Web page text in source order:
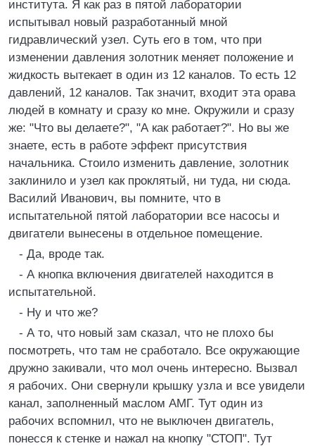
института. Я как раз в пятой лаборатории
испытывал новый разработанный мной
гидравлический узел. Суть его в том, что при
изменении давления золотник меняет положение и
жидкость вытекает в один из 12 каналов. То есть 12
давлений, 12 каналов. Так значит, входит эта орава
людей в комнату и сразу ко мне. Окружили и сразу
же: "Что вы делаете?", "А как работает?". Но вы же
знаете, есть в работе эффект присутствия
начальника. Стоило изменить давление, золотник
заклинило и узел как проклятый, ни туда, ни сюда.
Василий Иванович, вы помните, что в
испытательной пятой лаборатории все насосы и
двигатели вынесены в отдельное помещение.
- Да, вроде так.
- А кнопка включения двигателей находится в
испытательной.
- Ну и что же?
- А то, что новый зам сказал, что не плохо бы
посмотреть, что там не сработало. Все окружающие
дружно закивали, что мол очень интересно. Вызвал
я рабочих. Они свернули крышку узла и все увидели
канал, заполненный маслом АМГ. Тут один из
рабочих вспомнил, что не выключен двигатель,
понесся к стенке и нажал на кнопку "СТОП". Тут